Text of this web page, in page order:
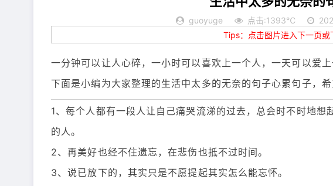
guoyuge 点击:1393℃
Tips：点击图片进入下一页或
一分钟可以让人心碎，一小时可以喜欢上一个人，一天可以爱
下面是小编为大家整理的生活中太多的无奈的句子心累句子，
1、每个人都有一段人让自己痛哭流涕的过去，总会时不时地
的人。
2、再美好也经不住遗忘，在悲伤也抵不过时间。
3、说已放下的，其实只是不愿提起其实怎么能忘怀。